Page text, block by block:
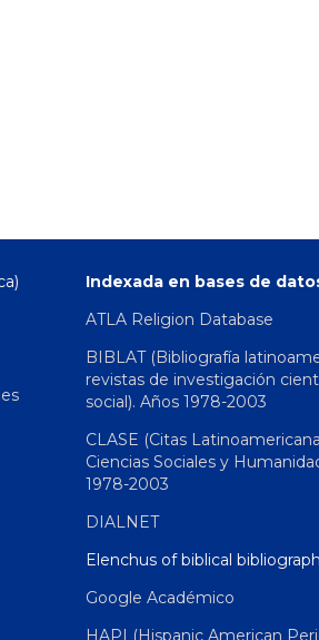
Indexada en bases de
ATLA Religion Database
BIBLAT (Bibliografía
revistas de investigación
social). Años 1978-2003
CLASE (Citas
Ciencias Sociales y
1978-2003
DIALNET
Elenchus of biblical
Google Académico
HAPI (Hispanic American